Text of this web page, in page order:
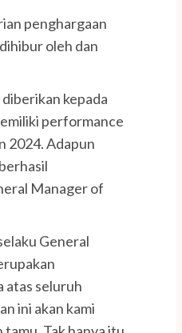
penghargaan
oleh dan
kepada
performance
2024. Adapun
Manager of
General
atas seluruh
ini akan kami